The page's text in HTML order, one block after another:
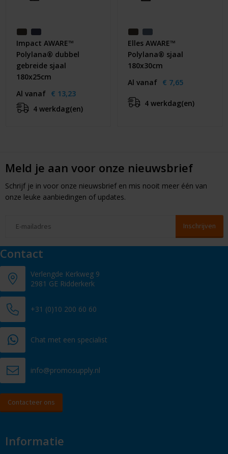
Impact AWARE™
Polylana® dubbel
gebreide sjaal
180x25cm
Al vanaf € 13,23
4 werkdag(en)
Elles AWARE™
Polylana® sjaal
180x30cm
Al vanaf € 7,65
4 werkdag(en)
Meld je aan voor onze nieuwsbrief
Schrijf je in voor onze nieuwsbrief en mis nooit meer één van
onze leuke aanbiedingen of updates.
Contact
Verlengde Kerkweg 9
2981 GE Ridderkerk
+31 (0)10 200 60 60
Chat met een specialist
info@promosupply.nl
Contacteer ons
Informatie